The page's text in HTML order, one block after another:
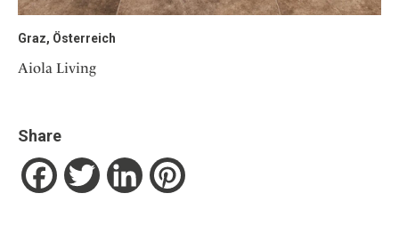
Graz, Österreich
Aiola Living
Share
FacebookTwitter LinkedIn